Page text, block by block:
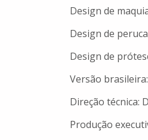
Design de
Design de
Design de
Versão
Direção técnica:
Produção